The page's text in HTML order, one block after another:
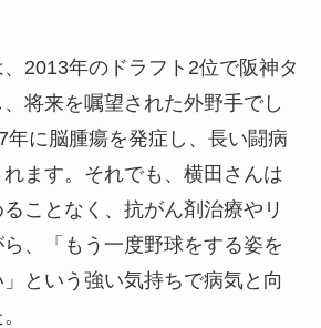
2013年のドラフト2位で阪神タ
将来を嘱望された外野手でし
年に脳腫瘍を発症し、長い闘病
ます。それでも、横田さんは
ことなく、抗がん剤治療やリ
、「もう一度野球をする姿を
という強い気持ちで病気と向